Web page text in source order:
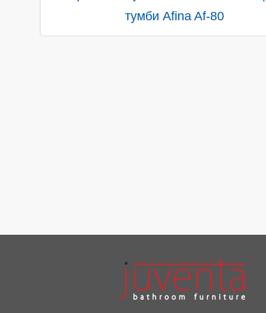
тумби Afina Af-80